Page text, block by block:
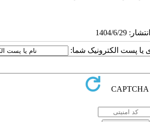
یا پست الکترونیک شما: